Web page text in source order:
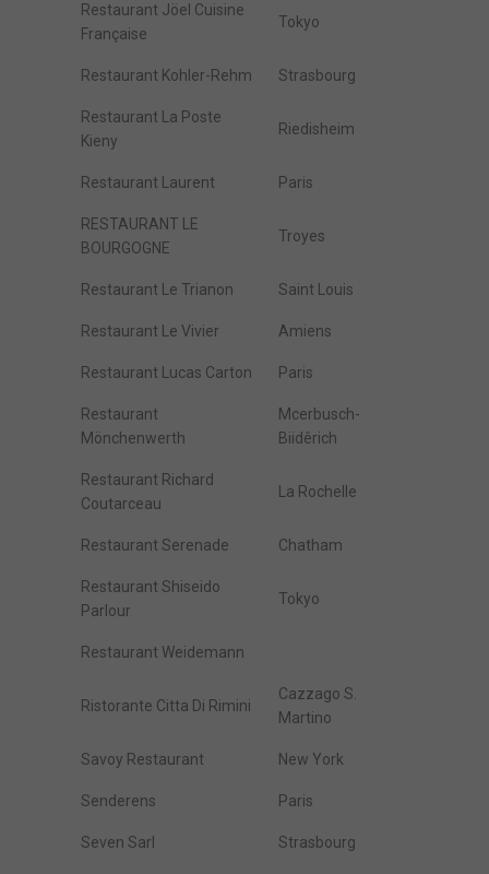
Restaurant Jöel Cuisine
Française
Tokyo
Restaurant Kohler-Rehm Strasbourg
Restaurant La Poste
Kieny
Riedisheim
Restaurant Laurent Paris
RESTAURANT LE
BOURGOGNE
Troyes
Restaurant Le Trianon Saint Louis
Restaurant Le Vivier Amiens
Restaurant Lucas Carton Paris
Restaurant
Mönchenwerth
Mcerbusch-
Biidêrich
Restaurant Richard
Coutarceau
La Rochelle
Restaurant Serenade Chatham
Restaurant Shiseido
Parlour
Tokyo
Restaurant Weidemann
Ristorante Citta Di Rimini
Cazzago S.
Martino
Savoy Restaurant New York
Senderens Paris
Seven Sarl Strasbourg